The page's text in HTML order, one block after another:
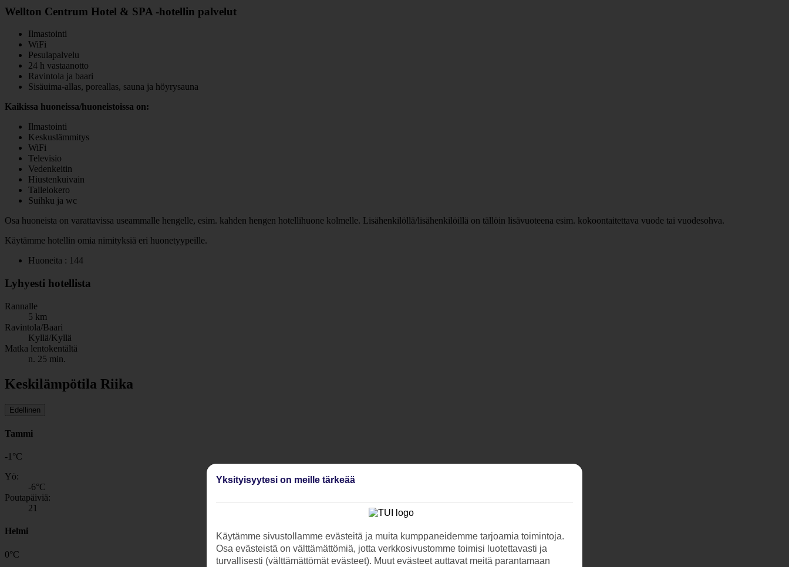
Wellton Centrum Hotel & SPA -hotellin palvelut
Ilmastointi
WiFi
Pesulapalvelu
24 h vastaanotto
Ravintola ja baari
Sisäuima-allas, poreallas, sauna ja höyrysauna
Kaikissa huoneissa/huoneistoissa on:
Ilmastointi
Keskuslämmitys
WiFi
Televisio
Vedenkeitin
Hiustenkuivain
Tallelokero
Suihku ja wc
Osa huoneista on varattavissa useammalle hengelle, esim. kahden hengen hotellihuone kolmelle. Lisähenkilöllä/lisähenkilöillä on tällöin lisävuoteena esim. kokoontaitettava vuode tai vuodesohva.
Käytämme hotellin omia nimityksiä eri huonetyypeille.
Huoneita : 144
Lyhyesti hotellista
Rannalle
5 km
Ravintola/Baari
Kyllä/Kyllä
Matka lentokentältä
n. 25 min.
Keskilämpötila Riika
Edellinen
Tammi
-1 °C
Yö:
-6°C
Poutapäiviä:
21
Helmi
0°C
Yksityisyytesi on meille tärkeää
Käytämme sivustollamme evästeitä ja muita kumppaneidemme tarjoamia toimintoja.
Osa evästeistä on välttämättömiä, jotta verkkosivustomme toimisi luotettavasti ja
turvallisesti (välttämättömät evästeet). Muut evästeet auttavat meitä parantamaan